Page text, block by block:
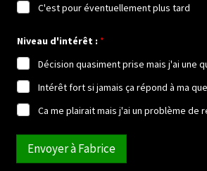
C'est pour éventuellement plus tard
Niveau d'intérêt : *
Décision quasiment prise mais j'ai une
Intérêt fort si jamais ça répond à ma
Ca me plairait mais j'ai un problème de
Envoyer à Fabrice